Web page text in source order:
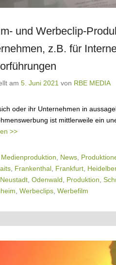
und Werbeclip-
z.B. für
am 5. Juni 2021 von RBE MEDIA
oder ihr Unternehmen in
ist mittlerweile ein
>>
Medienproduktion, News,
, Frankenthal, Frankfurt,
Neustadt, Odenwald, Produktion,
, Werbeclips, Werbefilm